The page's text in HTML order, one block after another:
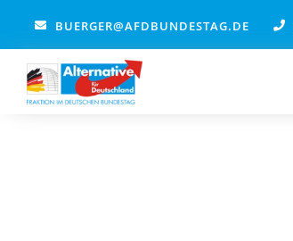
springen
BUERGER@AFDBUNDESTAG.DE